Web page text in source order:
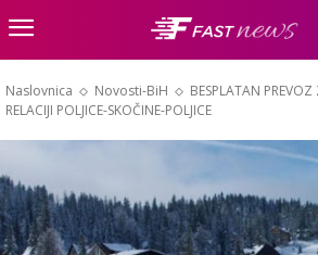
Naslovnica Novosti-BiH
BESPLATAN PREVOZ
RELACIJI POLJICE-SKOČINE-POLJICE